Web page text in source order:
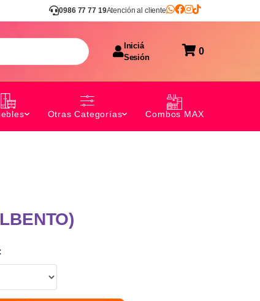
0986 77 77 19Atención al cliente
Iniciá
Sesión
0
Otras Categorías Combos MAX